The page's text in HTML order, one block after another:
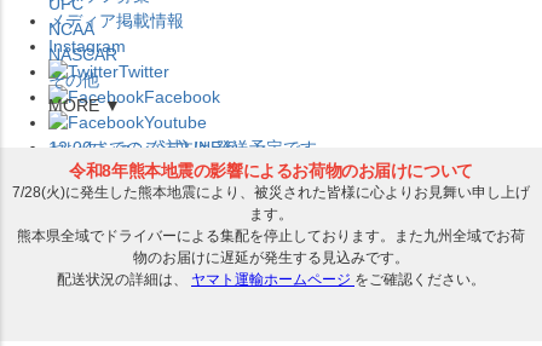
メディア掲載情報
Instagram
Twitter
Facebook
Youtube
セレクション公式LINE@
NCAA
NASCAR
その他
MORE ▼
12:00までのご注文は発送予定です。
在庫品は 1-3営業日内で発送!! ※お取寄せ商品は対象外